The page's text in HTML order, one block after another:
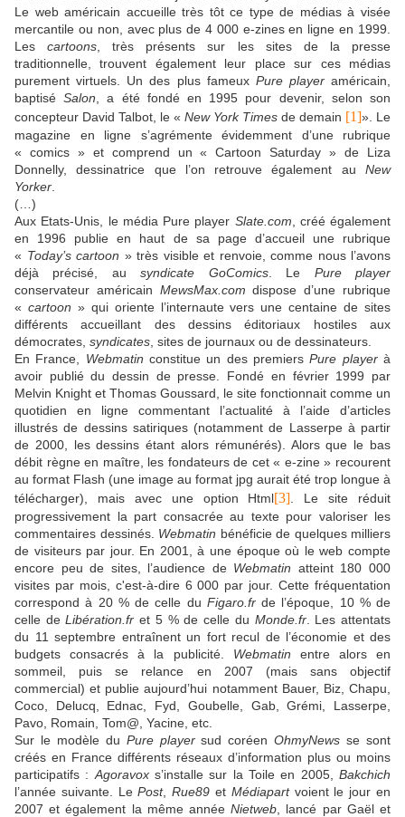
Le web américain accueille très tôt ce type de médias à visée
mercantile ou non, avec plus de 4 000 e-zines en ligne en 1999.
Lescartoons , très présents sur les sites de la presse
traditionnelle, trouvent également leur place sur ces médias
purement virtuels. Un des plus fameux Pure playeraméricain,
baptiséSalon , a été fondé en 1995 pour devenir, selon son
concepteur David Talbot, le « New York Times de demain [1]». Le
magazine en ligne s’agrémente évidemment d’une rubrique
« comics » et comprend un « Cartoon Saturday » de Liza
Donnelly, dessinatrice que l’on retrouve également au New
Yorker
(…)
Aux Etats-Unis, le média Pure player Slate.com , créé également
en 1996 publie en haut de sa page d’accueil une rubrique
« Today’s cartoon » très visible et renvoie, comme nous l’avons
déjà précisé, ausyndicate GoComics. Le Pure player
conservateur américain MewsMax.com dispose d’une rubrique
« cartoon » qui oriente l’internaute vers une centaine de sites
différents accueillant des dessins éditoriaux hostiles aux
démocrates, syndicates , sites de journaux ou de dessinateurs.
En France, Webmatin constitue un des premiersPure playerà
avoir publié du dessin de presse. Fondé en février 1999 par
Melvin Knight et Thomas Goussard, le site fonctionnait comme un
quotidien en ligne commentant l’actualité à l’aide d’articles
illustrés de dessins satiriques (notamment de Lasserpe à partir
de 2000, les dessins étant alors rémunérés). Alors que le bas
débit règne en maître, les fondateurs de cet « e-zine » recourent
au format Flash (une image au format jpg aurait été trop longue à
télécharger), mais avec une option Html[3] . Le site réduit
progressivement la part consacrée au texte pour valoriser les
commentaires dessinés. Webmatin bénéficie de quelques milliers
de visiteurs par jour. En 2001, à une époque où le web compte
encore peu de sites, l’audience de Webmatin atteint 180 000
visites par mois, c'est-à-dire 6 000 par jour. Cette fréquentation
correspond à 20 % de celle du Figaro.frde l’époque, 10 % de
celle deLibération.fr et 5 % de celle du Monde.fr. Les attentats
du 11 septembre entraînent un fort recul de l’économie et des
budgets consacrés à la publicité. Webmatin entre alors en
sommeil, puis se relance en 2007 (mais sans objectif
commercial) et publie aujourd’hui notamment Bauer, Biz, Chapu,
Coco, Delucq, Ednac, Fyd, Goubelle, Gab, Grémi, Lasserpe,
Pavo, Romain, Tom@, Yacine, etc.
Sur le modèle du Pure playersud coréenOhmyNews se sont
créés en France différents réseaux d’information plus ou moins
participatifs : Agoravoxs’installe sur la Toile en 2005,Bakchich
l’année suivante. LePost,Rue89 et Médiapartvoient le jour en
2007 et également la même annéeNietweb , lancé par Gaël et